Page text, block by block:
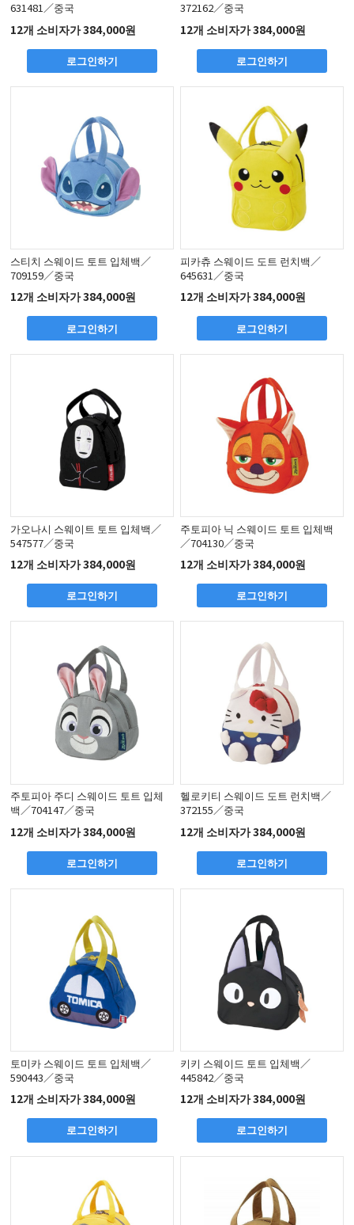
631481／중국
12개 소비자가 384,000원
로그인하기
372162／중국
12개 소비자가 384,000원
로그인하기
스티치 스웨이드 토트 입체백／
709159／중국
12개 소비자가 384,000원
로그인하기
피카츄 스웨이드 도트 런치백／
645631／중국
12개 소비자가 384,000원
로그인하기
가오나시 스웨이트 토트 입체백／
547577／중국
12개 소비자가 384,000원
로그인하기
주토피아 닉 스웨이드 토트 입체백
／704130／중국
12개 소비자가 384,000원
로그인하기
주토피아 주디 스웨이드 토트 입체
백／704147／중국
12개 소비자가 384,000원
로그인하기
헬로키티 스웨이드 도트 런치백／
372155／중국
12개 소비자가 384,000원
로그인하기
토미카 스웨이드 토트 입체백／
590443／중국
12개 소비자가 384,000원
로그인하기
키키 스웨이드 토트 입체백／
445842／중국
12개 소비자가 384,000원
로그인하기